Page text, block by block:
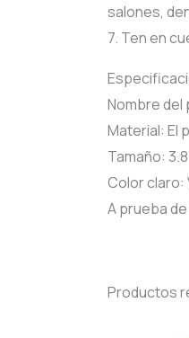
salones,
7. Ten en
Nombre del
Material: El
Tamaño:
Color claro:
A prueba
Productos